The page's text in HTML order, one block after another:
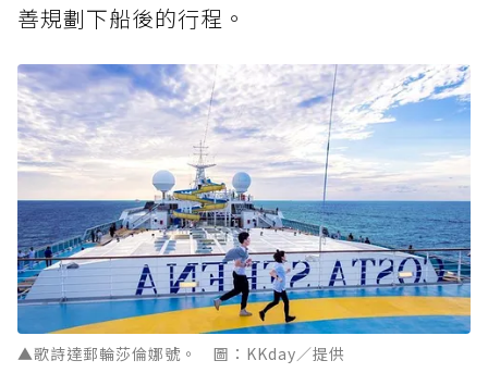
善規劃下船後的行程。
▲歌詩達郵輪莎倫娜號。 圖：KKday／提供